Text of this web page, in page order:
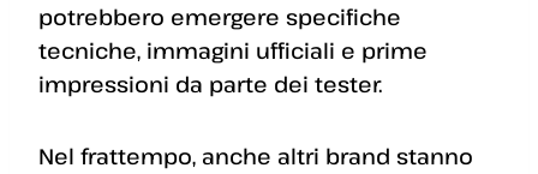
potrebbero emergere specifiche
tecniche, immagini ufficiali e prime
impressioni da parte dei tester.
Nel frattempo, anche altri brand stanno